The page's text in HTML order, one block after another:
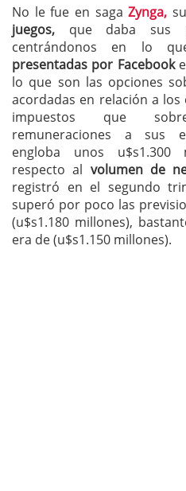
No le fue en sagaZynga,
juegos, que daba sus
centrándonos en lo
presentadas por Facebook
lo que son las opciones
acordadas en relación a
impuestos que
remuneraciones a sus
engloba unos u$s1.300
respecto al volumen de
registró en el segundo
superó por poco las
(u$s1.180 millones),
era de (u$s1.150 millones).